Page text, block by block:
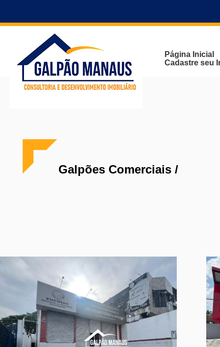
Página Inicial
Cadastre seu
Galpões Comerciais /
GPV 72 - Galpão Comercial
Excelente oportunidade de galpão comercial
disponível para venda ou locação.
R$ 790.000,00